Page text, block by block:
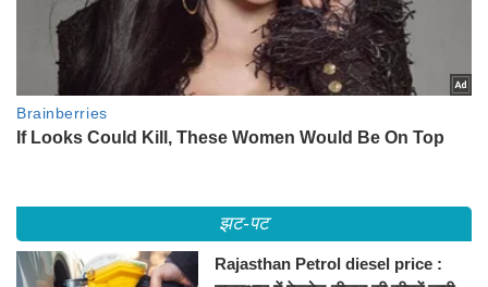
झट-पट
Rajasthan Petrol diesel price :